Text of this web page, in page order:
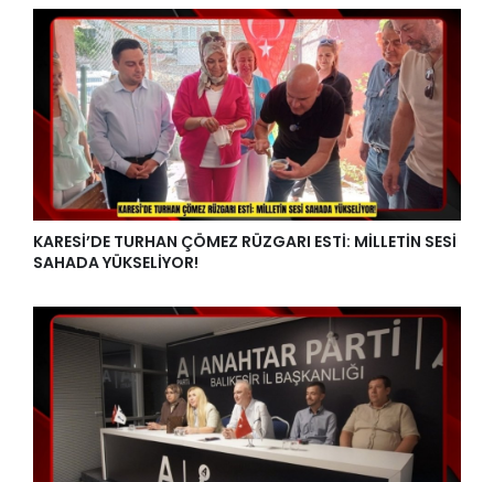
KARESİ’DE TURHAN ÇÖMEZ RÜZGARI ESTİ: MİLLETİN SESİ
SAHADA YÜKSELİYOR!